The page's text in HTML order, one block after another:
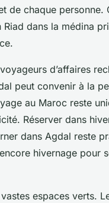
de chaque personne.
Riad dans la médina
d’affaires
peut convenir à la
au Maroc reste
Réserver dans
dans Agdal reste
hivernage pour
espaces verts.